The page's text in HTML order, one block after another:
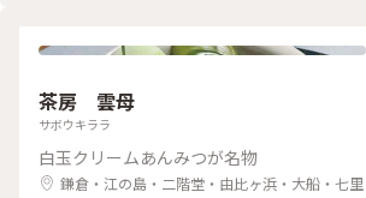
茶房 雲母
サボウキララ
白玉クリームあんみつが名物
鎌倉・江の島・二階堂・由比ヶ浜・大船・七